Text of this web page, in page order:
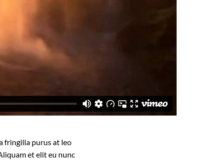
fringilla purus at leo
et elit eu nunc